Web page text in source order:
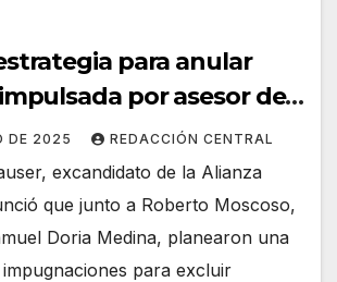
para anular
por asesor de
DE 2025 REDACCIÓN CENTRAL
excandidato de la Alianza
que junto a Roberto Moscoso,
Doria Medina, planearon una
para excluir